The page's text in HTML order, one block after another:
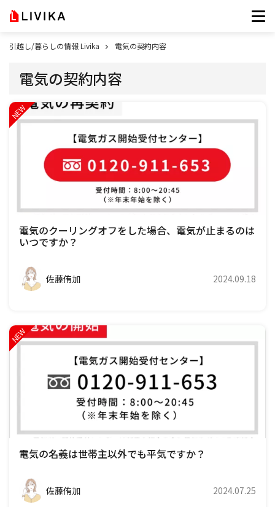
引越し/暮らしの情報 Livika 電気の契約内容
電気の契約内容
電気のクーリングオフをした場合、電気が止まるのは
いつですか？
佐藤侑加 2024.09.18
電気の名義は世帯主以外でも平気ですか？
佐藤侑加 2024.07.25